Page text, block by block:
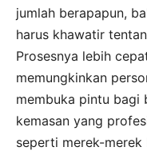
jumlah berapapun,
harus khawatir
Prosesnya lebih
memungkinkan
membuka pintu bagi
kemasan yang
seperti merek-merek